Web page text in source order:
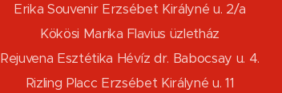
Erika Souvenir Erzsébet Királyné u. 2/a
Kökösi Marika Flavius üzletház
Rejuvena Esztétika Hévíz dr. Babocsay u. 4.
Rizling Placc Erzsébet Királyné u. 11